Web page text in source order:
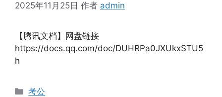
2025年11月25日 作者 admin
【腾讯文档】网盘链接
https://docs.qq.com/doc/DUHRPa0JXUkxSTU5
h
分
考公